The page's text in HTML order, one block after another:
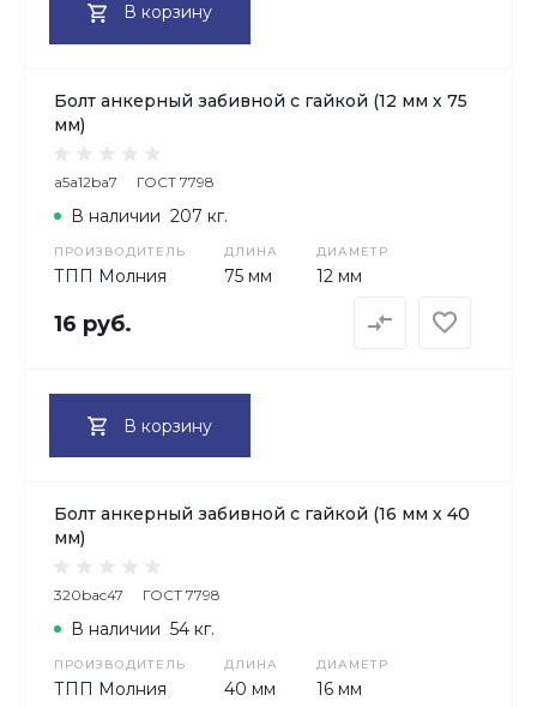
В корзину
Болт анкерный забивной с гайкой (12 мм х 75
мм)
a5a12ba7 ГОСТ 7798
ПРОИЗВОДИТЕЛЬ
ТПП Молния
ДЛИНА
75 мм
ДИАМЕТР
12 мм
В наличии 207 кг.
16 руб.
В корзину
Болт анкерный забивной с гайкой (16 мм х 40
мм)
320bac47 ГОСТ 7798
ПРОИЗВОДИТЕЛЬ
ТПП Молния
ДЛИНА
40 мм
ДИАМЕТР
16 мм
В наличии 54 кг.